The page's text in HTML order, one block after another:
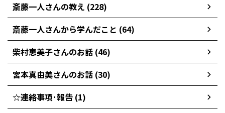
斎藤一人さんの教え (228)
斎藤一人さんから学んだこと (64)
柴村恵美子さんのお話 (46)
宮本真由美さんのお話 (30)
☆連絡事項･報告 (1)